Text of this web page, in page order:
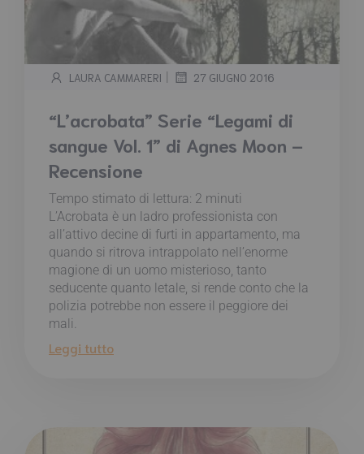
LAURA CAMMARERI | 27 GIUGNO 2016
“L’acrobata” Serie “Legami di
sangue Vol. 1” di Agnes Moon –
Recensione
Tempo stimato di lettura: 2 minuti
L’Acrobata è un ladro professionista con
all’attivo decine di furti in appartamento, ma
quando si ritrova intrappolato nell’enorme
magione di un uomo misterioso, tanto
seducente quanto letale, si rende conto che la
polizia potrebbe non essere il peggiore dei
mali.
Leggi tutto